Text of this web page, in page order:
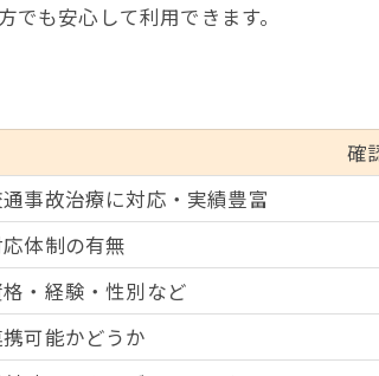
も安心して利用できます。
確
事故治療に対応・実績豊富
体制の有無
・経験・性別など
可能かどうか